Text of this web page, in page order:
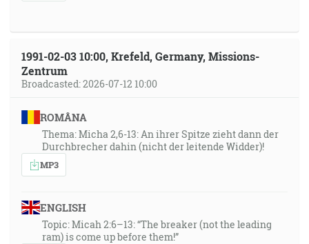
1991-02-03 10:00, Krefeld, Germany, Missions-
Zentrum
Broadcasted: 2026-07-12 10:00
ROMÂNA
Thema: Micha 2,6-13: An ihrer Spitze zieht dann der
Durchbrecher dahin (nicht der leitende Widder)!
MP3
ENGLISH
Topic: Micah 2:6–13: “The breaker (not the leading
ram) is come up before them!”